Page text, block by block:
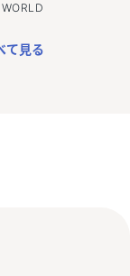
WORLD
て見る